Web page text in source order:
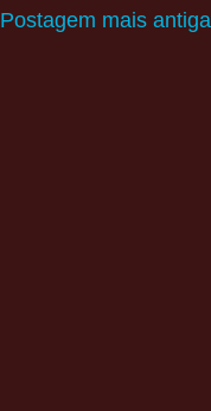
Postagem mais antiga